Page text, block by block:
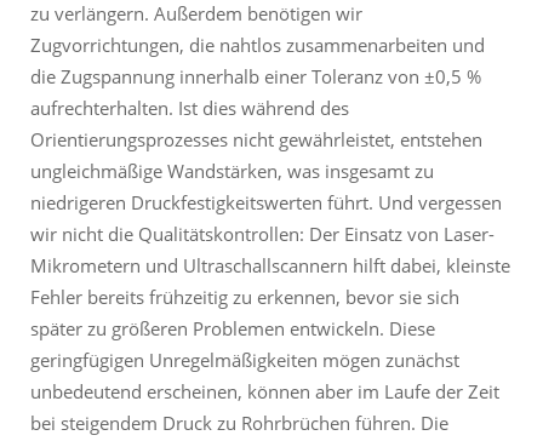
zu verlängern. Außerdem benötigen wir
Zugvorrichtungen, die nahtlos zusammenarbeiten und
die Zugspannung innerhalb einer Toleranz von ±0,5 %
aufrechterhalten. Ist dies während des
Orientierungsprozesses nicht gewährleistet, entstehen
ungleichmäßige Wandstärken, was insgesamt zu
niedrigeren Druckfestigkeitswerten führt. Und vergessen
wir nicht die Qualitätskontrollen: Der Einsatz von Laser-
Mikrometern und Ultraschallscannern hilft dabei, kleinste
Fehler bereits frühzeitig zu erkennen, bevor sie sich
später zu größeren Problemen entwickeln. Diese
geringfügigen Unregelmäßigkeiten mögen zunächst
unbedeutend erscheinen, können aber im Laufe der Zeit
bei steigendem Druck zu Rohrbrüchen führen. Die